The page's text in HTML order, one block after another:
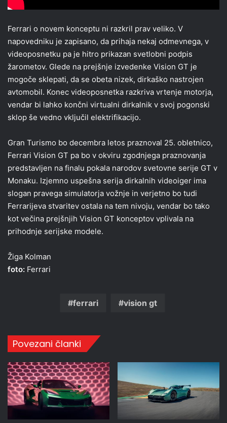
Ferrari o novem konceptu ni razkril prav veliko. V
napovedniku je zapisano, da prihaja nekaj odmevnega, v
videoposnetku pa je hitro prikazan svetlobni podpis
žarometov. Glede na prejšnje izvedenke Vision GT je
mogoče sklepati, da se obeta nizek, dirkaško nastrojen
avtomobil. Konec videoposnetka razkriva vrtenje motorja,
vendar bi lahko končni virtualni dirkalnik v svoj pogonski
sklop še vedno vključil elektrifikacijo.
Gran Turismo bo decembra letos praznoval 25. obletnico,
Ferrari Vision GT pa bo v okviru zgodnjega praznovanja
predstavljen na finalu pokala narodov svetovne serije GT v
Monaku. Izjemno uspešna serija dirkalnih videoiger ima
slogan pravega simulatorja vožnje in verjetno bo tudi
Ferrarijeva stvaritev ostala na tem nivoju, vendar bo tako
kot večina prejšnjih Vision GT konceptov vplivala na
prihodnje serijske modele.
Žiga Kolman
foto: Ferrari
ferrari vision gt
Povezani članki